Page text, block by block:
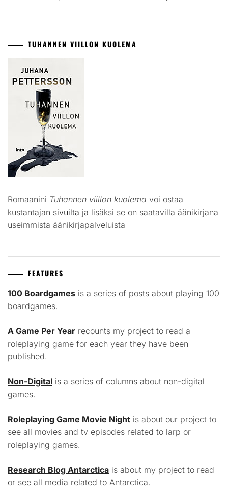
TUHANNEN VIILLON KUOLEMA
Romaanini Tuhannen viillon kuolema voi ostaa
kustantajan sivuilta ja lisäksi se on saatavilla äänikirjana
useimmista äänikirjapalveluista
FEATURES
100 Boardgames is a series of posts about playing 100
boardgames.
A Game Per Year recounts my project to read a
roleplaying game for each year they have been
published.
Non-Digital is a series of columns about non-digital
games.
Roleplaying Game Movie Night is about our project to
see all movies and tv episodes related to larp or
roleplaying games.
Research Blog Antarctica is about my project to read
or see all media related to Antarctica.